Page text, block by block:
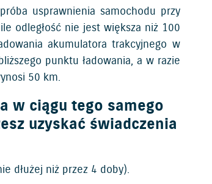
usprawnienia samochodu przy
odległość nie jest większa niż 100
akumulatora trakcyjnego w
punktu ładowania, a w razie
50 km.
w ciągu tego samego
uzyskać świadczenia
dłużej niż przez 4 doby).